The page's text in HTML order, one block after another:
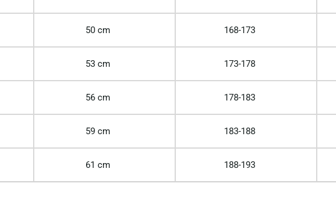
50 cm 168-173
53 cm 173-178
56 cm 178-183
59 cm 183-188
61 cm 188-193